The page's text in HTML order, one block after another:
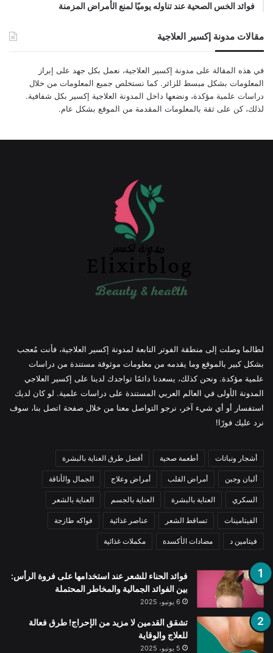
فوائد الخس الصحية عند تناوله يوميًا لمنع الأمراض المزمنة
مقالات مدونة إكسير العلاجية
في هذه المقالة على مدونة إكسير العلاجية، نعمل بكل جهد على إبراز
المعلومات بشكل مبسط للزائر. كما نستخلص جميع المعلومات من خلال
دراسات علمية مؤكدة، ونضعها داخل المدونة العلاجية إكسير بكل شفافية.
لذلك، كن على ثقة بالمعلومات المقدمة من الموقع بشكل عام.
لطالما وصلت إلى منطقة الفوتر التابعة لمدونة إكسير العلاجية، فأنت مُعجب
بشكل كبير بالموقع وما يقدمه من معلومات موثوقة مستندة من دراسات
علمية مؤكدة. ونحن كذلك، يسعدنا دائمًا تواجدك لدينا على إكسير العلاجي
المدونة الأولى في العالم العربي المستندة على دراسات علمية. لو كان لديك
استفسار أو أي شيء آخر، نرجو التواصل معنا من خلال صفحة اتصل بنا، سوف
نرد عليك فورًا!
أشجار ونباتات أطعمة صحية أفضل طرق العناية بالبشرة
ألبان وجبن أمراض القلب أمراض وعلاج الجمال والأناقة
السكري العناية بالبشرة العناية بالجسم العناية بالشعر
الفيتامينات تساقط الشعر عناصر غذائية فواكه طازجة
فيتامين د مضادات الأكسدة مكملات غذائية
فوائد الحناء للشعر عند استخدامها على فروة الرأس:
بين الفوائد الجمالية والمخاطر المحتملة
6 يونيو، 2025
تشقق القدمين لا مزيد من الإحراج! طرق فعالة
للعلاج والوقاية
5 يونيو، 2025